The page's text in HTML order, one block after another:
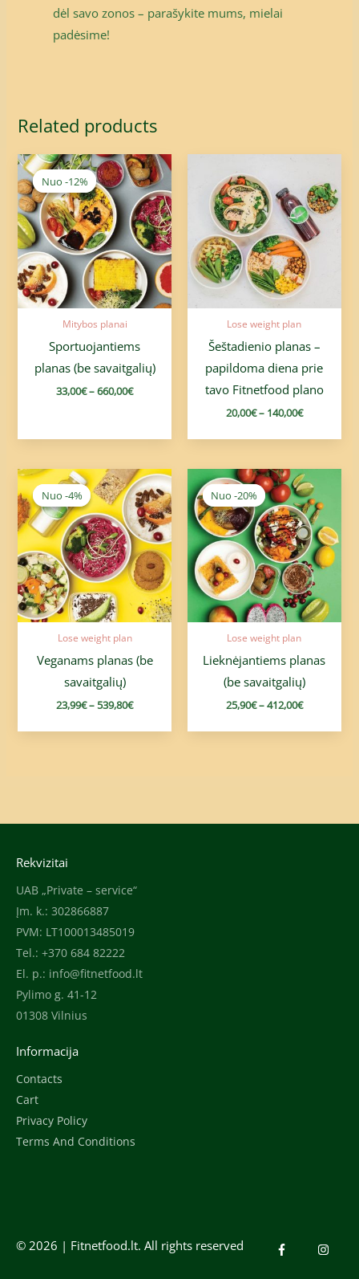
dėl savo zonos – parašykite mums, mielai
padėsime!
Related products
Nuo -12%
Nuo -12%
Mitybos planai
Sportuojantiems
planas (be savaitgalių)
33,00€–660,00€
Price
range:
33,00€
through
660,00€
Lose weight plan
Šeštadienio planas –
papildoma diena prie
tavo Fitnetfood plano
20,00€– 140,00€
20,00€
through
140,00€
Nuo -4%
Nuo -4%
Lose weight plan
Veganams planas (be
savaitgalių)
23,99€–539,80€
Price
range:
23,99€
through
539,80€
Nuo -20%
Nuo -20%
Lose weight plan
Lieknėjantiems planas
(be savaitgalių)
25,90€–412,00€
Price
range:
25,90€
through
412,00€
Rekvizitai
UAB „Private – service“
Įm. k.: 302866887
PVM: LT100013485019
Tel.: +370 684 82222
El. p.: info@fitnetfood.lt
Pylimo g. 41-12
01308 Vilnius
Informacija
Contacts
Cart
Privacy Policy
Terms And Conditions
© 2026 | Fitnetfood.lt. All rights reserved